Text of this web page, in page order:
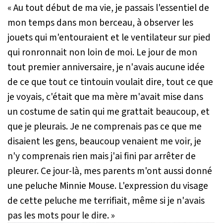
« Au tout début de ma vie, je passais l'essentiel de
mon temps dans mon berceau, à observer les
jouets qui m'entouraient et le ventilateur sur pied
qui ronronnait non loin de moi. Le jour de mon
tout premier anniversaire, je n'avais aucune idée
de ce que tout ce tintouin voulait dire, tout ce que
je voyais, c'était que ma mère m'avait mise dans
un costume de satin qui me grattait beaucoup, et
que je pleurais. Je ne comprenais pas ce que me
disaient les gens, beaucoup venaient me voir, je
n'y comprenais rien mais j'ai fini par arrêter de
pleurer. Ce jour-là, mes parents m'ont aussi donné
une peluche Minnie Mouse. L'expression du visage
de cette peluche me terrifiait, même si je n'avais
pas les mots pour le dire. »